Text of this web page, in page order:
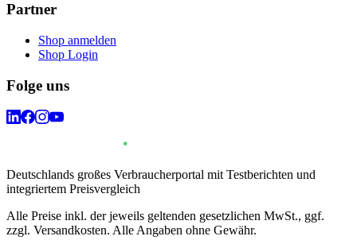
Partner
Shop anmelden
Shop Login
Folge uns
Deutschlands großes Verbraucherportal mit Testberichten und
integriertem Preisvergleich
Alle Preise inkl. der jeweils geltenden gesetzlichen MwSt., ggf.
zzgl. Versandkosten. Alle Angaben ohne Gewähr.